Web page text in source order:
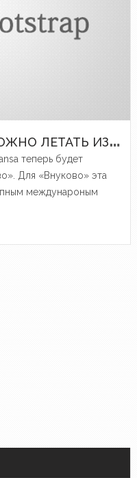
Т
ЕПЕРЬ В ГЕРМАНИЮ МОЖНО ЛЕТАТЬ ИЗ «ВНУКОВО»
теперь будет
Для «Внуково» эта
междунароным